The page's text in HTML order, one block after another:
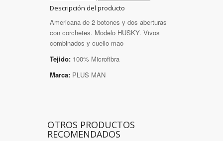
Descripción del producto
Americana de 2 botones y dos aberturas
con corchetes. Modelo HUSKY. Vivos
combinados y cuello mao
Tejido: 100% Microfibra
Marca: PLUS MAN
OTROS PRODUCTOS
RECOMENDADOS